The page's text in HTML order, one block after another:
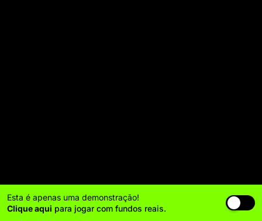
Esta é apenas uma demonstração!
Clique aqui para jogar com fundos reais.